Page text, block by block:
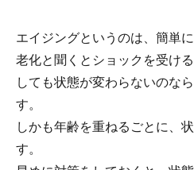
エイジングというのは、簡単
老化と聞くとショックを受け
しても状態が変わらないのな
す。
しかも年齢を重ねるごとに、
す。